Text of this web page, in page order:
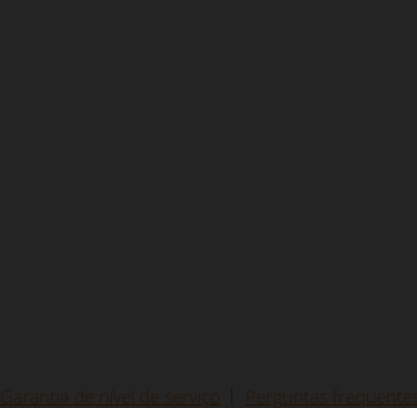
Garantia de nível de serviço Perguntas